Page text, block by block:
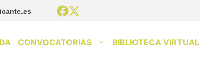
CONVOCATORIAS BIBLIOTECA VIRTUAL